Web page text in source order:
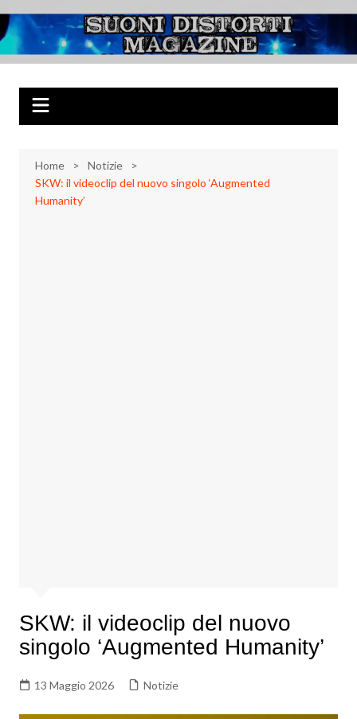
al
contenuto
Suoni Distorti
Magazine
Musica Rock, Metal, Punk e varie sonorità alternative
Home
Notizie
SKW: il videoclip del nuovo singolo ‘Augmented
Humanity’
SKW: il videoclip del nuovo
singolo ‘Augmented Humanity’
13 Maggio 2026 Notizie